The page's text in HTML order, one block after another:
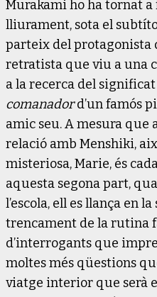
Murakami ho ha tornat a
lliurament, sota el
parteix del protagonista
retratista que viu a una
a la recerca del
comanadord’un famós
amic seu. A mesura que
relació amb Menshiki,
misteriosa, Marie, és
aquesta segona part,
l’escola, ell es llança en
trencament de la rutina
d’interrogants que
moltes més qüestions
viatge interior que serà